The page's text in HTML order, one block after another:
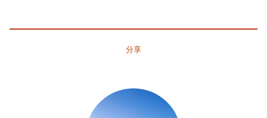
分享